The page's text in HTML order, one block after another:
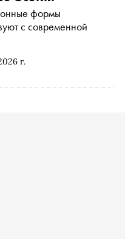
г.
формы
с современной